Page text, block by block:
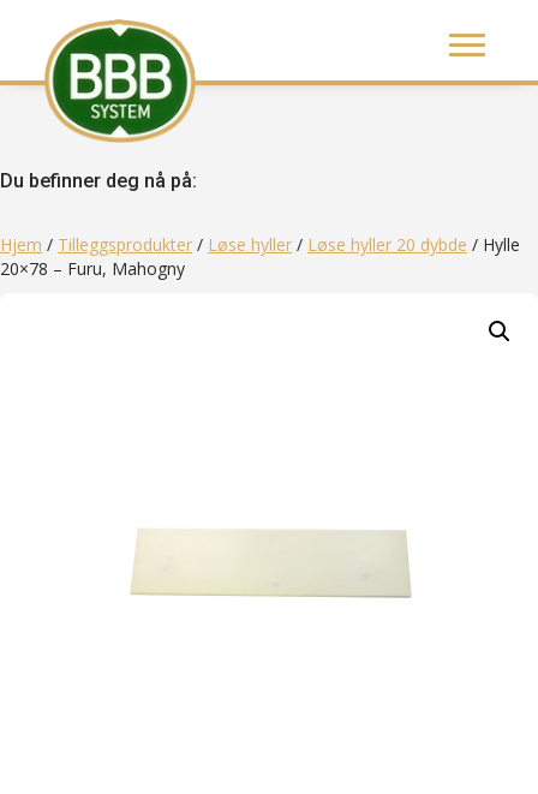
Du befinner deg nå på:
Hjem / Tilleggsprodukter / Løse hyller / Løse hyller 20 dybde / Hylle
20×78 – Furu, Mahogny